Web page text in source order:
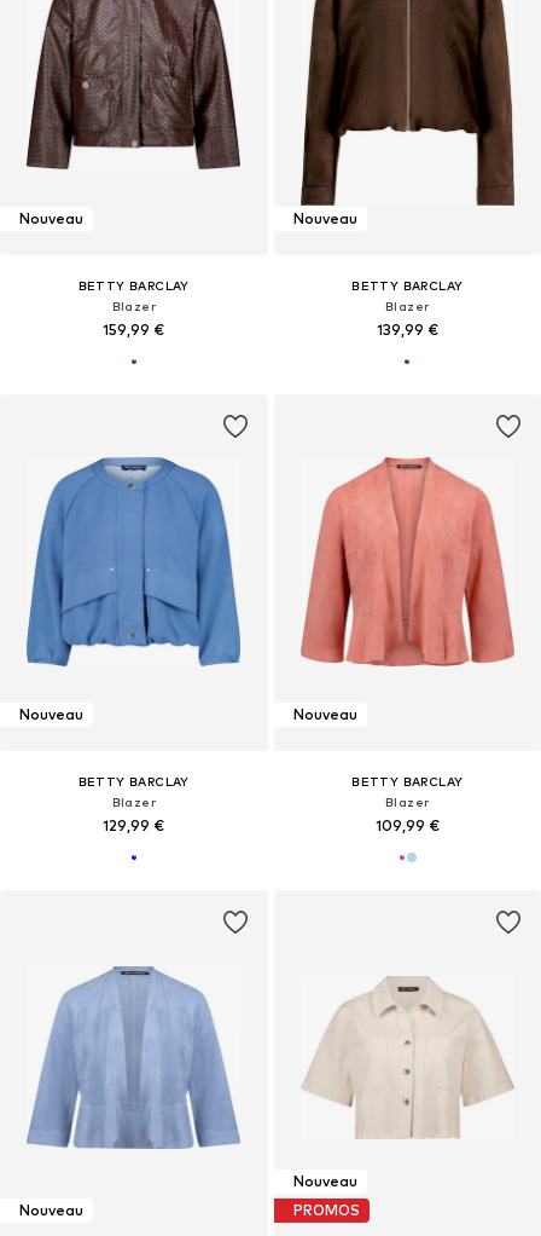
Nouveau
BETTY BARCLAY
Blazer
159,99 €
Nouveau
BETTY BARCLAY
Blazer
139,99 €
Nouveau
BETTY BARCLAY
Blazer
129,99 €
Nouveau
BETTY BARCLAY
Blazer
109,99 €
Nouveau
Nouveau
PROMOS